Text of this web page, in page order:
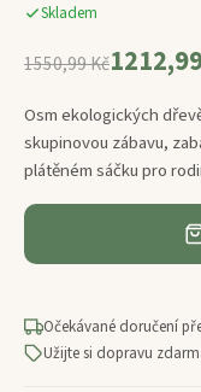
Skladem
1550,99 Kč
Osm ekologických
skupinovou zábavu,
plátěném sáčku pro
Očekávané doručení
Užijte si dopravu